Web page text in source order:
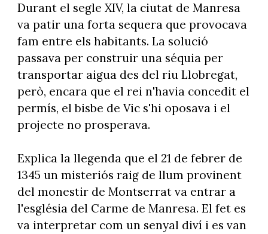
Durant el segle XIV, la ciutat de Manresa
va patir una forta sequera que provocava
fam entre els habitants. La solució
passava per construir una séquia per
transportar aigua des del riu Llobregat,
però, encara que el rei n'havia concedit el
permís, el bisbe de Vic s'hi oposava i el
projecte no prosperava.
Explica la llegenda que el 21 de febrer de
1345 un misteriós raig de llum provinent
del monestir de Montserrat va entrar a
l'església del Carme de Manresa. El fet es
va interpretar com un senyal diví i es van